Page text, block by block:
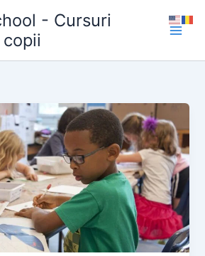
- Cursuri